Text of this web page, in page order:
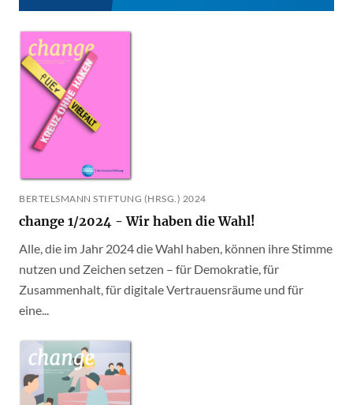
BERTELSMANN STIFTUNG (HRSG.) 2024
change 1/2024 - Wir haben die Wahl!
Alle, die im Jahr 2024 die Wahl haben, können ihre Stimme
nutzen und Zeichen setzen – für Demokratie, für
Zusammenhalt, für digitale Vertrauensräume und für
eine...